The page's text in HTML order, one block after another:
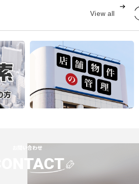
View all
お問い合わせ
CONTACT